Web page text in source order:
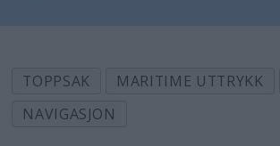
TOPPSAK MARITIME UTTRYKK
NAVIGASJON